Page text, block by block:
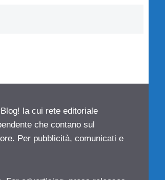
la cui rete editoriale
che contano sul
Per pubblicità, comunicati e